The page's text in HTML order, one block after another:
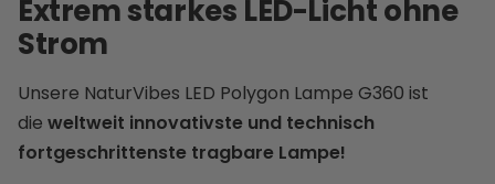
Extrem starkes LED-Licht ohne
Strom
Unsere NaturVibes LED Polygon Lampe G360 ist
die weltweit innovativste und technisch
fortgeschrittenste tragbare Lampe!